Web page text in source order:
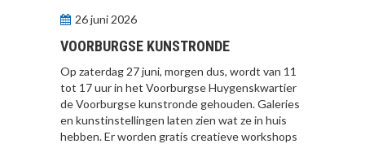
26 juni 2026
VOORBURGSE KUNSTRONDE
Op zaterdag 27 juni, morgen dus, wordt van 11
tot 17 uur in het Voorburgse Huygenskwartier
de Voorburgse kunstronde gehouden. Galeries
en kunstinstellingen laten zien wat ze in huis
hebben. Er worden gratis creatieve workshops